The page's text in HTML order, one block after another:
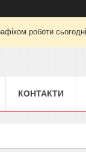
роботи
КОНТАКТИ